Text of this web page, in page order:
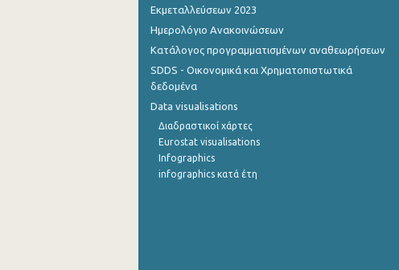
Εκμεταλλεύσεων 2023
Ημερολόγιο Ανακοινώσεων
Κατάλογος προγραμματισμένων αναθεωρήσεων
SDDS - Οικονομικά και Χρηματοπιστωτικά
δεδομένα
Data visualisations
Διαδραστικοί χάρτες
Eurostat visualisations
Infographics
infographics κατά έτη